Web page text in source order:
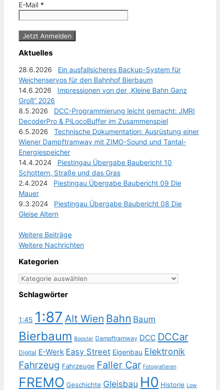
E-Mail *
Aktuelles
28.6.2026 Ein ausfallsicheres Backup-System für
Weichenservos für den Bahnhof Bierbaum
14.6.2026 Impressionen von der „Kleine Bahn Ganz
Groß“ 2026
8.5.2026 DCC-Programmierung leicht gemacht: JMRI
DecoderPro & PiLocoBuffer im Zusammenspiel
6.5.2026 Technische Dokumentation: Ausrüstung einer
Wiener Dampftramway mit ZIMO-Sound und Tantal-
Energiespeicher
14.4.2024 Piestingau Übergabe Baubericht 10
Schottern, Straße und das Gras
2.4.2024 Piestingau Übergabe Baubericht 09 Die
Mauer
9.3.2024 Piestingau Übergabe Baubericht 08 Die
Gleise Altern
Weitere Beiträge
Weitere Nachrichten
Kategorien
Kategorien
Schlagwörter
1:45 1:87 Alt Wien Bahn Baum
Bierbaum Booster Dampftramway DCC DCCar
Digital E-Werk Easy Street Eigenbau Elektronik
Fahrzeug Fahrzeuge Faller Car Fotografieren
FREMO Geschichte Gleisbau H0 Historie Low